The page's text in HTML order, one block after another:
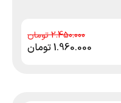
2.450.000
1.960.000تومان